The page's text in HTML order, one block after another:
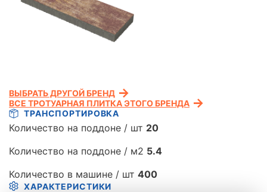
ТРАНСПОРТИРОВКА
Количество на поддоне / шт 20
Количество на поддоне / м2 5.4
Количество в машине / шт 400
ХАРАКТЕРИСТИКИ
ВЫБРАТЬ ДРУГОЙ БРЕНД
ВСЕ ТРОТУАРНАЯ ПЛИТКА ЭТОГО БРЕНДА